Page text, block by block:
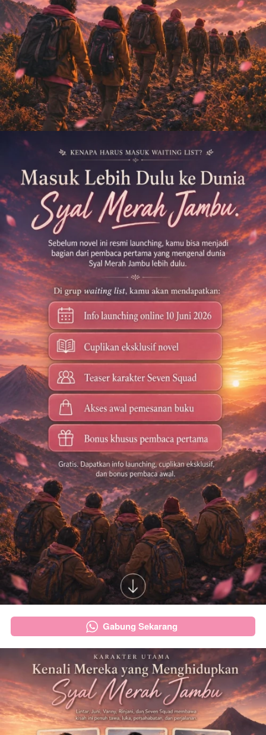
` Gabung Sekarang